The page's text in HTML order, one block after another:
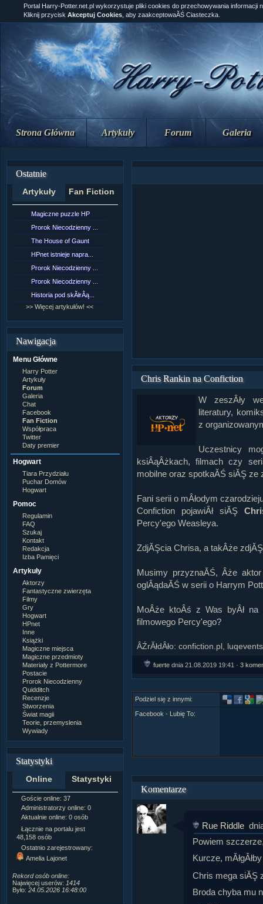
Strona Główna Artykuły Forum Galeria
Ostatnie
Artykuły Fan Fiction
Magiczne puzzle HP
Prorok Niecodzienny ...
The House of Gaunt
HPnet istnieje napra...
Prorok Niecodzienny ...
Prorok Niecodzienny ...
Historia pod skĂłrÂą...
>> Więcej artykułów! <<
Nawigacja
Menu Główne
Harry Potter
Artykuły
Forum
Galeria
Chat
Facebook
Fan Fiction
Współpraca
Twitter
Daty premier
Hogwart
Tiara Przydziału
Puchar Domów
Hogwart
Pomoc
Regulamin
FAQ
Szukaj
Kontakt
Redakcja
Izba Pamięci
Artykuły
Aktorzy
Fantastyczne zwierzęta
Filmy
Gry
Hogwart
HPnet
Inne
Książki
Magiczne miejsca
Magiczne przedmioty
Materiały z Pottermore
Postacie
Prorok Niecodzienny
Quidditch
Recenzje
Stworzenia
Świat magii
Teorie, przemyslenia
Wywiady
Statystyki
Online Statystyki
Goście online: 37
Administratorzy online: 0
Aktualnie online: 0 osób
Łącznie na portalu jest
48,158 osób
Ostatnio zarejestrowany:
Amelia Lajonet
Rekord osób online:
Najwięcej userów: 1414
Było: 24.05.2026 16:48:00
Dodanych newsów:
Zdjęć w galerii:
Tematów na forum:
3,921
319,637
Komentarzy do materiałów:
3,327
4,170
Portal Harry-Potter.net.pl wykorzystuje pliki cookies do przechowywania informacji
Kliknij przycisk Akceptuj Cookies , aby zaakceptowaĂŚ Ciasteczka.
Chris Rankin na Confiction
W zeszÂły
literatury,
z
Uczestnicy
ksiÂąÂżkach, filmach czy
mobilne oraz spotkaĂŚ siĂŞ ze
Fani serii o mÂłodym
Confiction pojawiÂł siĂŞ
Percy'ego Weasleya.
ZdjĂŞcia Chrisa, a takÂże
Musimy przyznaĂŚ, Âże
oglÂądaĂŚ w serii o Harrym
MoÂże ktoÂś z Was byÂł na
filmowego Percy'ego?
ÂŹrĂłdÂło: confiction.pl,
fuerte dnia 21.08.2019 19:41 ·3
Podziel się z innymi:
Facebook - Lubię To:
Komentarze
Rue Riddle
Powiem
Kurcze,
Chris mega siĂŞ
Broda chyba mu